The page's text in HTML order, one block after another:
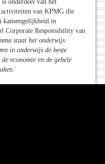
is onderdeel van het
van KPMG die
kansengelijkheid in
Corporate Responsibility van
staat het onderwijs
in onderwijs de beste
economie en de gehele
'